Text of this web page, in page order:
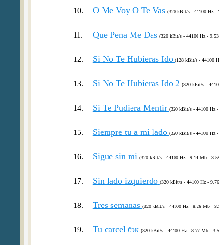
10. O Me Voy O Te Vas (320 kBit/s - 44100 Hz -
11. Que Pena Me Das (320 kBit/s - 44100 Hz -
12. Si No Te Hubieras Ido (128 kBit/s - 44100
13. Si No Te Hubieras Ido 2 (320 kBit/s -
14. Si Te Pudiera Mentir (320 kBit/s - 44100 Hz
15. Siempre tu a mi lado (320 kBit/s - 44100 Hz
16. Sigue sin mi (320 kBit/s - 44100 Hz - 9.14 Mb -
17. Sin lado izquierdo (320 kBit/s - 44100 Hz -
18. Tres semanas (320 kBit/s - 44100 Hz - 8.26 Mb -
19. Tu carcel бэк (320 kBit/s - 44100 Hz - 8.77 Mb -